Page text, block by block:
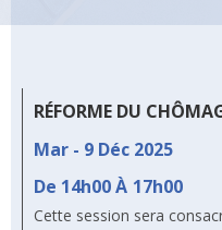
RÉFORME DU
Mar - 9 Déc 2025
De 14h00 À 17h00
Cette session sera